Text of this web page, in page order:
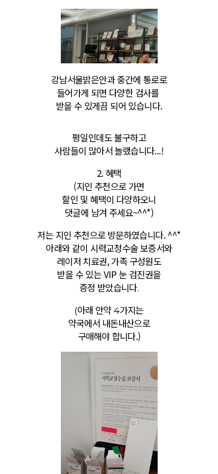
강남서울밝은안과중간에 통로로
들어가게 되면 다양한 검사를
받을 수 있게끔 되어 있습니다.
평일인데도 불구하고
사람들이 많아서 놀랬습니다...!
2. 혜택
(지인 추천으로 가면
할인 및 혜택이 다양하오니
댓글에 남겨 주세요~^^*)
저는 지인 추천으로 방문하였습니다. ^^*
아래와 같이 시력교정수술 보증서와
레이저치료권, 가족 구성원도
받을 수 있는 VIP 눈검진권을
증정 받았습니다.
(아래 안약 4가지는
약국에서 내돈내산으로
구매해야 합니다.)